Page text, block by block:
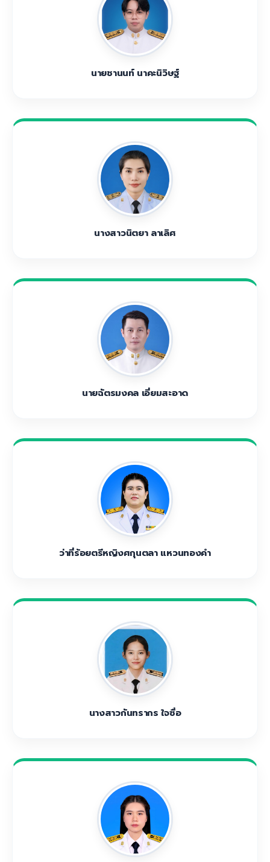
นายชานนท์ นาคะนิวิษฐ์
นางสาวนิตยา ลาเลิศ
นายฉัตรมงคล เอี่ยมสะอาด
ว่าที่ร้อยตรีหญิงศกุนตลา แหวนทองคำ
นางสาวกันทรากร ใจซื่อ